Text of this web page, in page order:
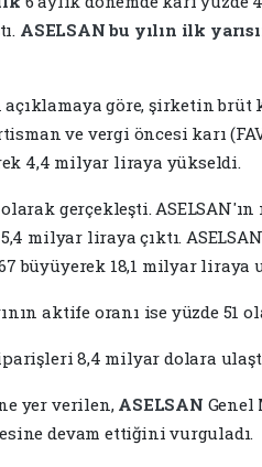
ASELSANbu yılın ilk
açıklamaya göre, şirketin brüt
ve vergi öncesi karı
4,4 milyar liraya yükseldi.
olarak gerçekleşti. ASELSAN'ın
milyar liraya çıktı.
büyüyerek 18,1 milyar liraya
aktife oranı ise yüzde 51
8,4 milyar dolara
yer verilen, ASELSAN
devam ettiğini vurguladı.